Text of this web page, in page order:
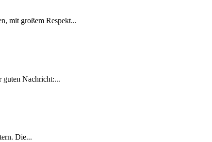
mit großem Respekt...
guten Nachricht:...
Die...